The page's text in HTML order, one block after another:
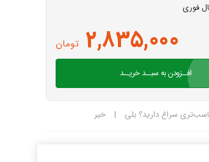
فوری
2,835,000 تومان
افــزودن به سبــد خریــد
سراغ دارید؟ بلی | خیر